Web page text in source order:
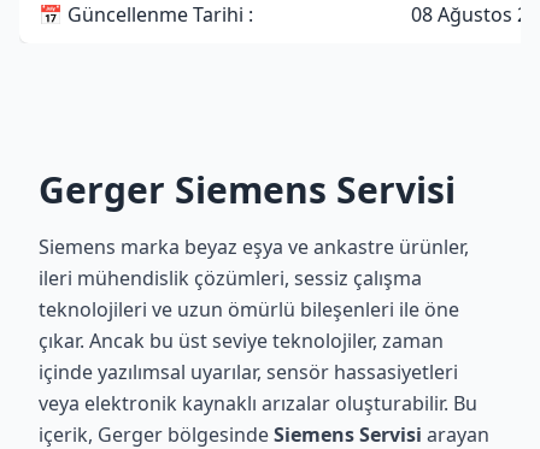
📅 Güncellenme Tarihi : 08 Ağustos
Gerger Siemens Servisi
Siemens marka beyaz eşya ve ankastre ürünler,
ileri mühendislik çözümleri, sessiz çalışma
teknolojileri ve uzun ömürlü bileşenleri ile öne
çıkar. Ancak bu üst seviye teknolojiler, zaman
içinde yazılımsal uyarılar, sensör hassasiyetleri
veya elektronik kaynaklı arızalar oluşturabilir. Bu
içerik, Gerger bölgesindeSiemens Servisi arayan